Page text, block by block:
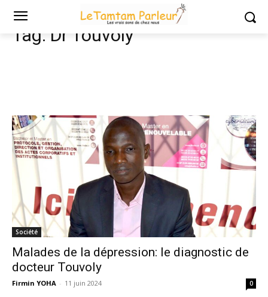
Tags
Tag: Dr Touvoly
Société
Malades de la dépression: le diagnostic de
docteur Touvoly
Firmin YOHA - 11 juin 2024 0